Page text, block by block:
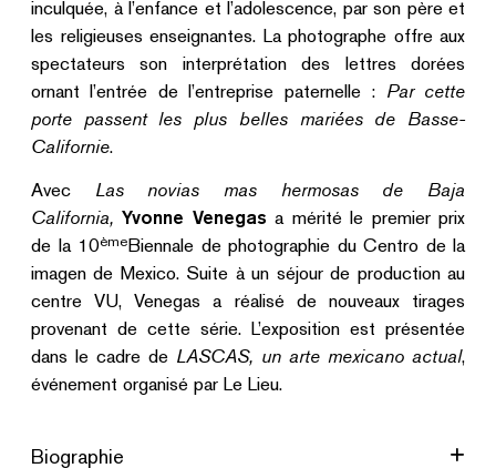
inculquée, à l’enfance et l’adolescence, par son père et
les religieuses enseignantes. La photographe offre aux
spectateurs son interprétation des lettres dorées
ornant l’entrée de l’entreprise paternelle : Par cette
porte passent les plus belles mariées de Basse-
Californie.
Avec Las novias mas hermosas de Baja
California,Yvonne Venegas a mérité le premier prix
de la 10èmeBiennale de photographie du Centro de la
imagen de Mexico. Suite à un séjour de production au
centre VU, Venegas a réalisé de nouveaux tirages
provenant de cette série. L’exposition est présentée
dans le cadre de LASCAS, un arte mexicano actual,
événement organisé par Le Lieu.
Biographie